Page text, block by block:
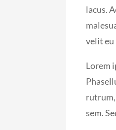
lacus.
velit eu
Lorem
rutrum,
sem.